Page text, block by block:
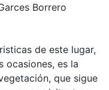
Borrero
de este lugar,
ocasiones, es la
que sigue